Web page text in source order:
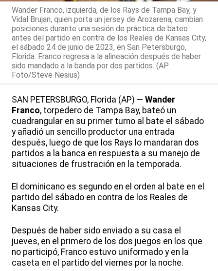
Wander Franco, izquierda, de los Rays de Tampa Bay, y
Vidal Brujan, quien porta un jersey de Arozarena, cambian
posiciones durante una sesión de práctica de bateo
antes del partido en contra de los Reales de Kansas City,
el sábado 24 de junio de 2023, en San Petersburgo,
Florida. Franco regresa a la alineación después de haber
sido mandado a la banda por dos partidos. (AP
Foto/Steve Nesius)
SAN PETERSBURGO, Florida (AP) — Wander
Franco, torpedero de Tampa Bay, bateó un
cuadrangular en su primer turno al bate el sábado
y añadió un sencillo productor una entrada
después, luego de que los Rays lo mandaran dos
partidos a la banca en respuesta a su manejo de
situaciones de frustración en la temporada.
El dominicano es segundo en el orden al bate en el
partido del sábado en contra de los Reales de
Kansas City.
Después de haber sido enviado a su casa el
jueves, en el primero de los dos juegos en los que
no participó, Franco estuvo uniformado y en la
caseta en el partido del viernes por la noche.